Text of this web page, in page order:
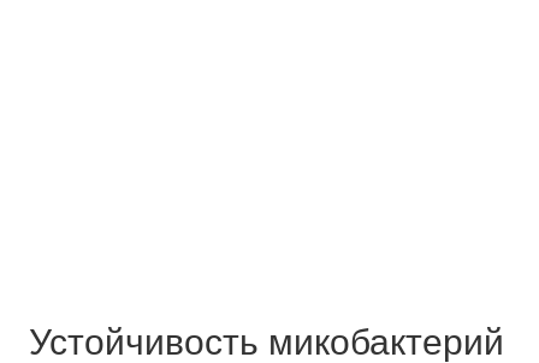
Устойчивость микобактерий